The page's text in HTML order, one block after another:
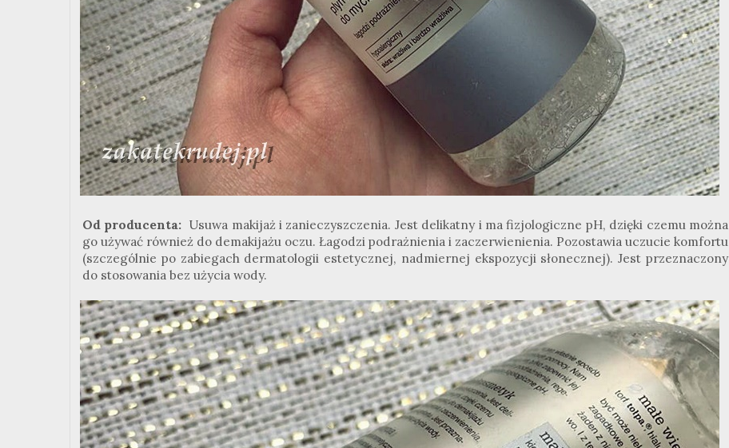
Od producenta: Usuwa makijaż i zanieczyszczenia. Jest delikatny i ma fizjologiczne pH, dzięki czemu można
go używać również do demakijażu oczu. Łagodzi podrażnienia i zaczerwienienia. Pozostawia uczucie komfortu
(szczególnie po zabiegach dermatologii estetycznej, nadmiernej ekspozycji słonecznej). Jest przeznaczony
do stosowania bez użycia wody.